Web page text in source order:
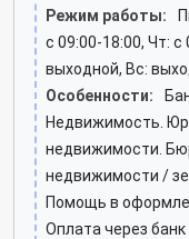
Режим работы:
c 09:00-18:00, Чт: c
выходной, Вс:
Особенности:
Недвижимость.
недвижимости.
недвижимости /
Помощь в
Оплата через банк